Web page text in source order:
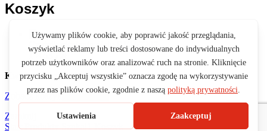
Koszyk
Czujnik ciśnienia oleju RE167207
1 ×
Kwota: 535
zł
Zobacz koszykZamówienie
Zamknij
StartProduktySzukaj1Koszyk